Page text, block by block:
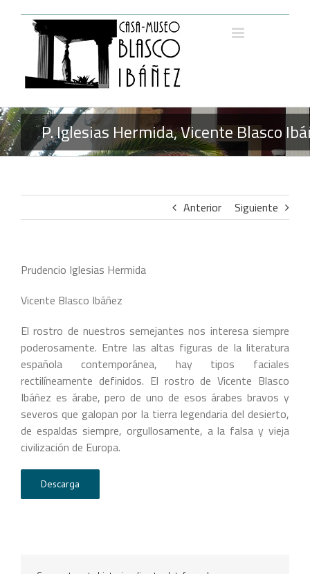
contenido
P. Iglesias Hermida, Vicente Blasco
Anterior Siguiente
Prudencio Iglesias Hermida
Vicente Blasco Ibáñez
El rostro de nuestros semejantes nos interesa siempre
poderosamente. Entre las altas figuras de la literatura
española contemporánea, hay tipos faciales
rectilíneamente definidos. El rostro de Vicente Blasco
Ibáñez es árabe, pero de uno de esos árabes bravos y
severos que galopan por la tierra legendaria del desierto,
de espaldas siempre, orgullosamente, a la falsa y vieja
civilización de Europa.
Descarga